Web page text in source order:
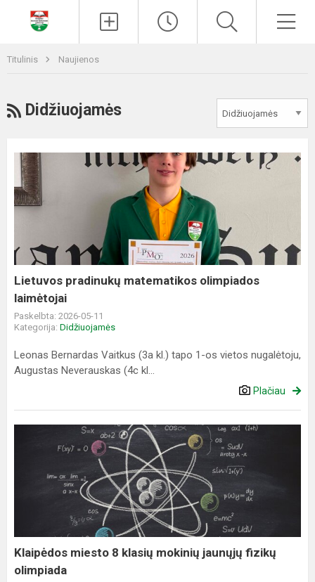
Titulinis Naujienos
RSS
Didžiuojamės
Lietuvos
pradinukų
matematikos
olimpiados
Lietuvos pradinukų matematikos olimpiados
laimėtojai
Paskelbta: 2026-05-11
Kategorija: Didžiuojamės
Leonas Bernardas Vaitkus (3a kl.) tapo 1-os vietos nugalėtoju,
Augustas Neverauskas (4c kl...
Plačiau
olimpiada
Klaipėdos miesto 8 klasių mokinių jaunųjų fizikų
olimpiada